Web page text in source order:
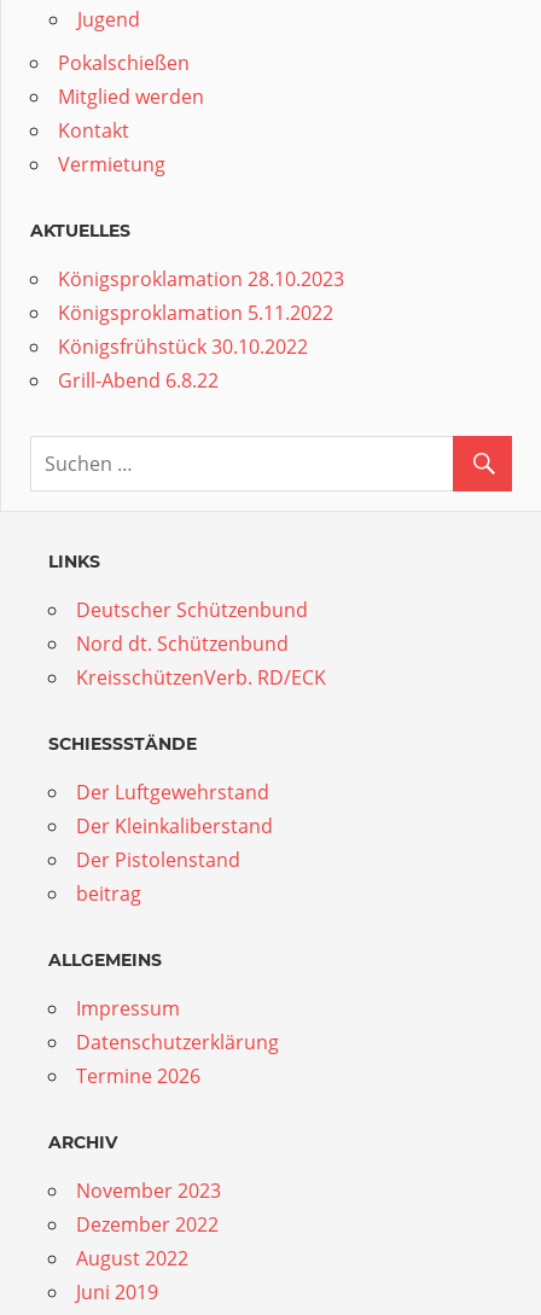
Jugend
Pokalschießen
Mitglied werden
Kontakt
Vermietung
AKTUELLES
Königsproklamation 28.10.2023
Königsproklamation 5.11.2022
Königsfrühstück 30.10.2022
Grill-Abend 6.8.22
LINKS
Deutscher Schützenbund
Nord dt. Schützenbund
KreisschützenVerb. RD/ECK
SCHIESSSTÄNDE
Der Luftgewehrstand
Der Kleinkaliberstand
Der Pistolenstand
beitrag
ALLGEMEINS
Impressum
Datenschutzerklärung
Termine 2026
ARCHIV
November 2023
Dezember 2022
August 2022
Juni 2019